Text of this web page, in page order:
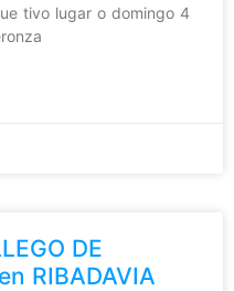
tivo lugar o domingo 4
DE
RIBADAVIA